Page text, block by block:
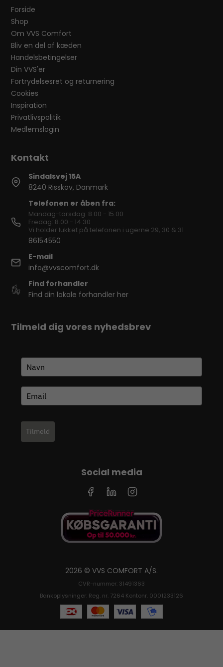
Forside
Shop
Om VVS Comfort
Bliv en del af kæden
Handelsbetingelser
Din VVS'er
Fortrydelsesret og returnering
Cookies
Inspiration
Privatlivspolitik
Medlemslogin
Sindalsvej 15A
8240 Risskov, Danmark
Telefonen er åben fra:
Mandag-torsdag: 8.00 - 15.00
Fredag: 8.00 - 14.30
Vi holder lukket på telefonen i ugerne 29, 30 & 31
86154550
E-mail
info@vvscomfort.dk
Find forhandler
Find din lokale forhandler her
Tilmeld dig vores nyhedsbrev
Tilmeld
Social media
2026 © VVS COMFORT A/S.
CVR-nummer: 31491363
Bankoplysninger: Reg. nr. 7264 Kontonr. 0001233126